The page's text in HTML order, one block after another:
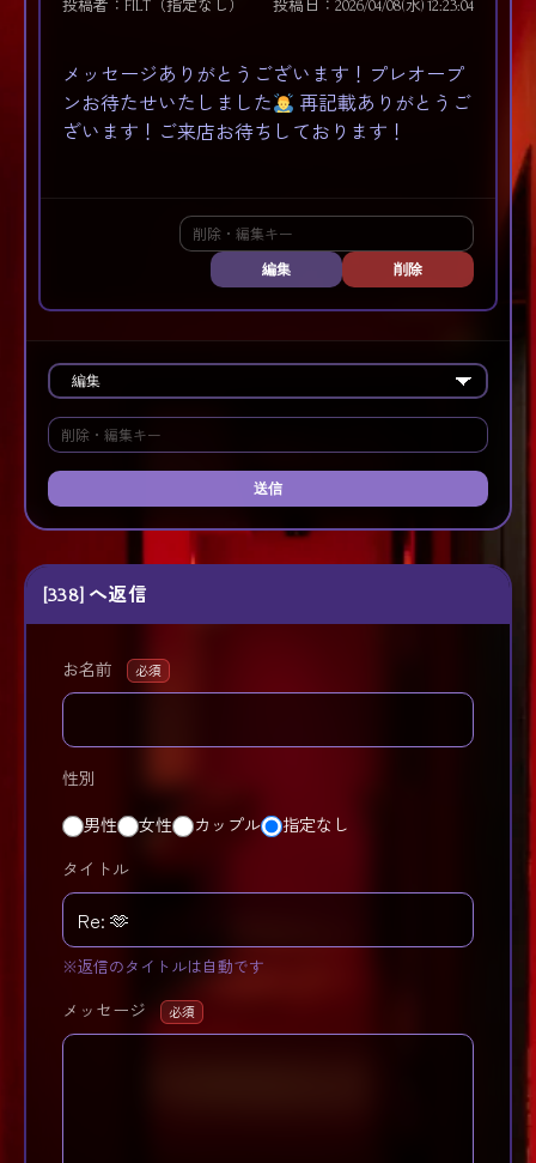
投稿者：FILT（指定なし） 投稿日：2026/04/08(水) 12:23:04
メッセージありがとうございます！プレオープ
ンお待たせいたしました
再記載ありがとうご
ざいます！ご来店お待ちしております！
編集 削除
送信
[338] へ返信
お名前 必須
性別
男性 女性 カップル 指定なし
タイトル
※返信のタイトルは自動です
メッセージ 必須